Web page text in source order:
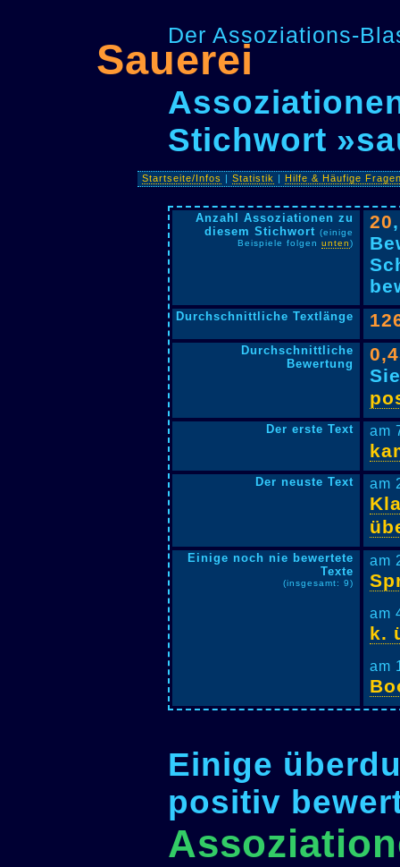
Der Assoziations-
Sauerei
Stichwort
Startseite/Infos |Statistik |Hilfe & Häufige
Anzahl Assoziationen zu
diesem Stichwort (einige
Beispiele folgen unten)
20
Durchschnittliche Textlänge
Durchschnittliche
Bewertung
Der erste Text am
Der neuste Text am
Einige noch nie bewertete
Texte
(insgesamt: 9)
am
am
k.
am
Einige
positiv